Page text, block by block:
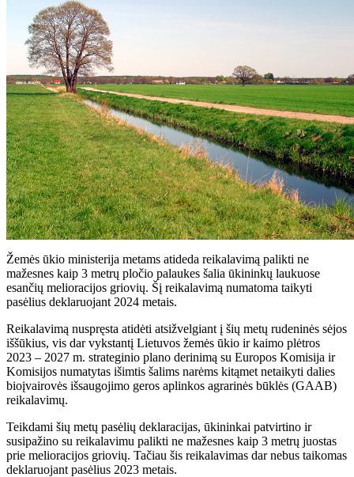
Žemės ūkio ministerija metams atideda reikalavimą palikti ne
mažesnes kaip 3 metrų pločio palaukes šalia ūkininkų laukuose
esančių melioracijos griovių. Šį reikalavimą numatoma taikyti
pasėlius deklaruojant 2024 metais.
Reikalavimą nuspręsta atidėti atsižvelgiant į šių metų rudeninės sėjos
iššūkius, vis dar vykstantį Lietuvos žemės ūkio ir kaimo plėtros
2023 – 2027 m. strateginio plano derinimą su Europos Komisija ir
Komisijos numatytas išimtis šalims narėms kitąmet netaikyti dalies
bioįvairovės išsaugojimo geros aplinkos agrarinės būklės (GAAB)
reikalavimų.
Teikdami šių metų pasėlių deklaracijas, ūkininkai patvirtino ir
susipažino su reikalavimu palikti ne mažesnes kaip 3 metrų juostas
prie melioracijos griovių. Tačiau šis reikalavimas dar nebus taikomas
deklaruojant pasėlius 2023 metais.